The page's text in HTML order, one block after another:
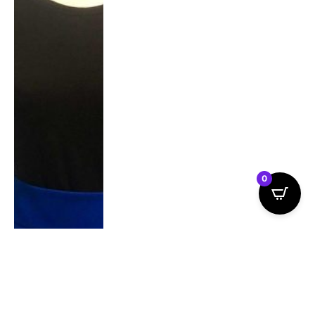
Detail produktu
0